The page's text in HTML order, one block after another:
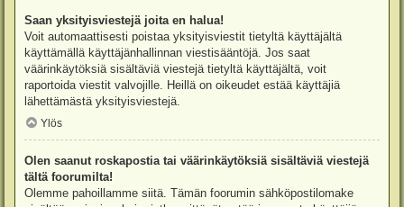
Saan yksityisviestejä joita en halua!
Voit automaattisesti poistaa yksityisviestit tietyltä käyttäjältä
käyttämällä käyttäjänhallinnan viestisääntöjä. Jos saat
väärinkäytöksiä sisältäviä viestejä tietyltä käyttäjältä, voit
raportoida viestit valvojille. Heillä on oikeudet estää käyttäjiä
lähettämästä yksityisviestejä.
Ylös
Olen saanut roskapostia tai väärinkäytöksiä sisältäviä viestejä
tältä foorumilta!
Olemme pahoillamme siitä. Tämän foorumin sähköpostilomake